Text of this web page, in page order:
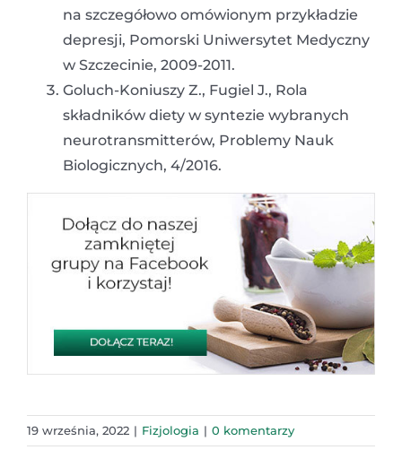
na szczegółowo omówionym przykładzie
depresji, Pomorski Uniwersytet Medyczny
w Szczecinie, 2009-2011.
Goluch-Koniuszy Z., Fugiel J., Rola
składników diety w syntezie wybranych
neurotransmitterów, Problemy Nauk
Biologicznych, 4/2016.
19 września, 2022 | Fizjologia | 0 komentarzy